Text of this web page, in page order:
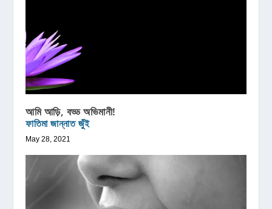
আমি আড়ি, বড্ড অভিমানী!
ফাতিমা জান্নাত জুঁই
May 28, 2021